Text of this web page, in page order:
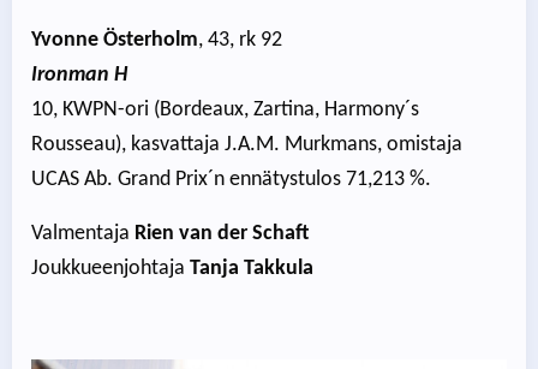
Yvonne Österholm, 43, rk 92
Ironman H
10, KWPN-ori (Bordeaux, Zartina, Harmony´s
Rousseau), kasvattaja J.A.M. Murkmans, omistaja
UCAS Ab. Grand Prix´n ennätystulos 71,213 %.
Valmentaja Rien van der Schaft
Joukkueenjohtaja Tanja Takkula